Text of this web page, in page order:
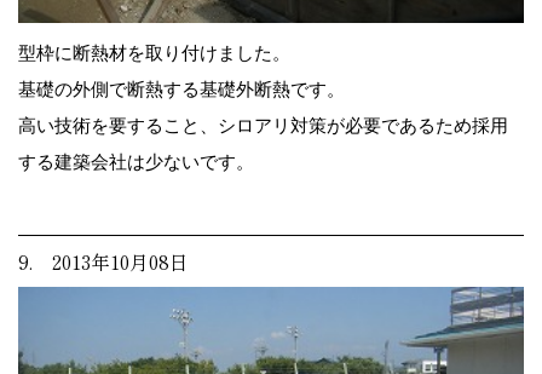
型枠に断熱材を取り付けました。
基礎の外側で断熱する基礎外断熱です。
高い技術を要すること、シロアリ対策が必要であるため採用
する建築会社は少ないです。
9. 2013年10月08日